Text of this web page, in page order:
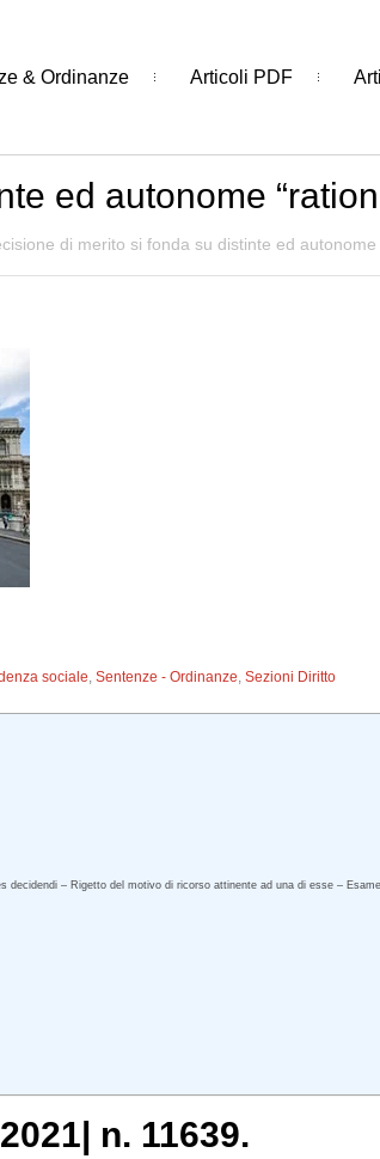
& Ordinanze Articoli PDF
ed autonome
di merito si fonda su distinte ed autonome
sociale,Sentenze - Ordinanze,Sezioni Diritto
– Rigetto del motivo di ricorso attinente ad una di esse –
n. 11639.